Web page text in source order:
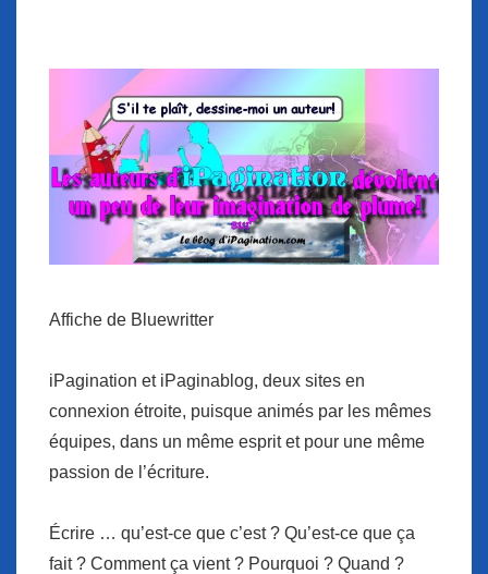
Affiche de Bluewritter
iPagination et iPaginablog, deux sites en
connexion étroite, puisque animés par les mêmes
équipes, dans un même esprit et pour une même
passion de l’écriture.
Écrire … qu’est-ce que c’est ? Qu’est-ce que ça
fait ? Comment ça vient ? Pourquoi ? Quand ?